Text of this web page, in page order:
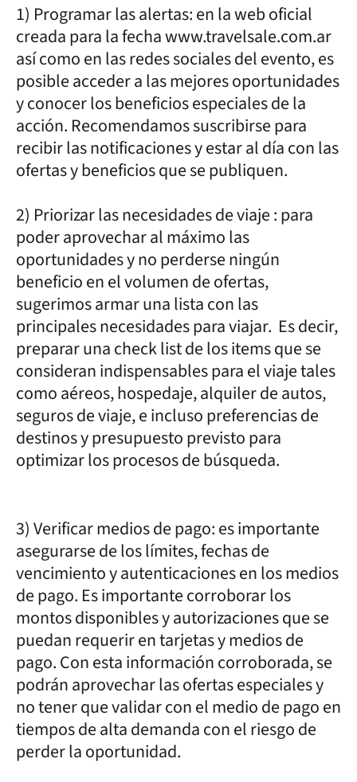
1) Programar las alertas: en la web oficial
creada para la fecha www.travelsale.com.ar
así como en las redes sociales del evento, es
posible acceder a las mejores oportunidades
y conocer los beneficios especiales de la
acción. Recomendamos suscribirse para
recibir las notificaciones y estar al día con las
ofertas y beneficios que se publiquen.
2) Priorizar las necesidades de viaje : para
poder aprovechar al máximo las
oportunidades y no perderse ningún
beneficio en el volumen de ofertas,
sugerimos armar una lista con las
principales necesidades para viajar. Es decir,
preparar una check list de los items que se
consideran indispensables para el viaje tales
como aéreos, hospedaje, alquiler de autos,
seguros de viaje, e incluso preferencias de
destinos y presupuesto previsto para
optimizar los procesos de búsqueda.
3) Verificar medios de pago: es importante
asegurarse de los límites, fechas de
vencimiento y autenticaciones en los medios
de pago. Es importante corroborar los
montos disponibles y autorizaciones que se
puedan requerir en tarjetas y medios de
pago. Con esta información corroborada, se
podrán aprovechar las ofertas especiales y
no tener que validar con el medio de pago en
tiempos de alta demanda con el riesgo de
perder la oportunidad.